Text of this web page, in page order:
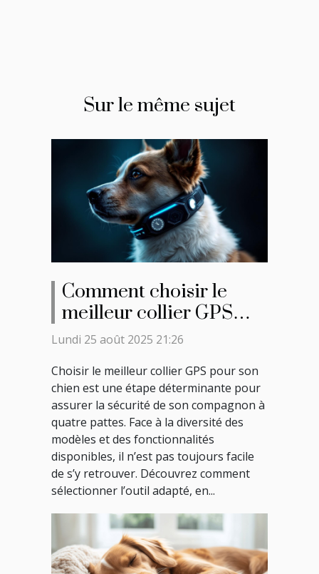
Sur le même sujet
Comment choisir le
meilleur collier GPS
pour votre chien ?
Lundi 25 août 2025 21:26
Choisir le meilleur collier GPS pour son
chien est une étape déterminante pour
assurer la sécurité de son compagnon à
quatre pattes. Face à la diversité des
modèles et des fonctionnalités
disponibles, il n’est pas toujours facile
de s’y retrouver. Découvrez comment
sélectionner l’outil adapté, en...